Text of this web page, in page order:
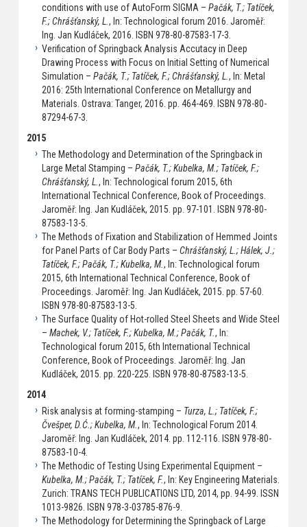
conditions with use of AutoForm SIGMA – Pačák, T.; Tatíček,
F.; Chrášťanský, L. , In: Technological forum 2016. Jaroměř:
Ing. Jan Kudláček, 2016. ISBN 978-80-87583-17-3.
Verification of Springback Analysis Accutacy in Deep
Drawing Process with Focus on Initial Setting of Numerical
Simulation – Pačák, T.; Tatíček, F.; Chrášťanský, L. , In: Metal
2016: 25th International Conference on Metallurgy and
Materials. Ostrava: Tanger, 2016. pp. 464-469. ISBN 978-80-
87294-67-3.
2015
The Methodology and Determination of the Springback in
Large Metal Stamping – Pačák, T.; Kubelka, M.; Tatíček, F.;
Chrášťanský, L. , In: Technological forum 2015, 6th
International Technical Conference, Book of Proceedings.
Jaroměř: Ing. Jan Kudláček, 2015. pp. 97-101. ISBN 978-80-
87583-13-5.
The Methods of Fixation and Stabilization of Hemmed Joints
for Panel Parts of Car Body Parts – Chrášťanský, L.; Hálek, J.;
Tatíček, F.; Pačák, T.; Kubelka, M., In: Technological forum
2015, 6th International Technical Conference, Book of
Proceedings. Jaroměř: Ing. Jan Kudláček, 2015. pp. 57-60.
ISBN 978-80-87583-13-5.
The Surface Quality of Hot-rolled Steel Sheets and Wide Steel
– Machek, V.; Tatíček, F.; Kubelka, M.; Pačák, T., In:
Technological forum 2015, 6th International Technical
Conference, Book of Proceedings. Jaroměř: Ing. Jan
Kudláček, 2015. pp. 220-225. ISBN 978-80-87583-13-5.
2014
Risk analysis at forming-stamping – Turza, L.; Tatíček, F.;
Čvešper, D.Ć.; Kubelka, M., In: Technological Forum 2014.
Jaroměř: Ing. Jan Kudláček, 2014. pp. 112-116. ISBN 978-80-
87583-10-4.
The Methodic of Testing Using Experimental Equipment –
Kubelka, M.; Pačák, T.; Tatíček, F., In: Key Engineering Materials.
Zurich: TRANS TECH PUBLICATIONS LTD, 2014, pp. 94-99. ISSN
1013-9826. ISBN 978-3-03785-876-9.
The Methodology for Determining the Springback of Large